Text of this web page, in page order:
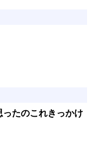
たのこれきっかけ